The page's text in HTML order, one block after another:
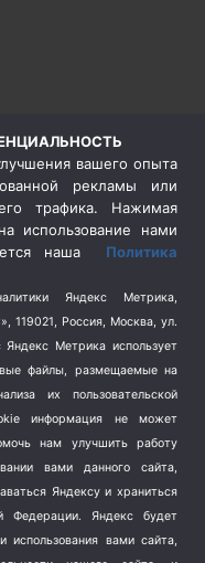
вашего опыта
рекламы или
трафика. Нажимая
использование нами
наша Политика
Яндекс Метрика,
119021, Россия, Москва, ул.
Метрика использует
файлы, размещаемые на
их пользовательской
информация не может
нам улучшить работу
вами данного сайта,
Яндексу и храниться
Яндекс будет
вами сайта,